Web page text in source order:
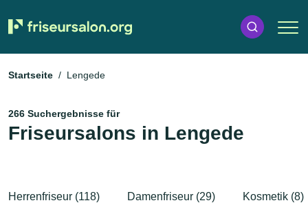
Startseite Lengede
266 Suchergebnisse für
Friseursalons in Lengede
Herrenfriseur (118) Damenfriseur (29) Kosmetik (8)